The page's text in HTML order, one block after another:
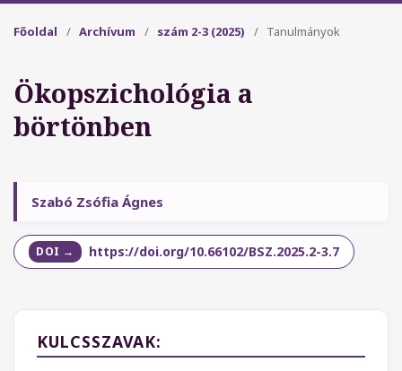
Főoldal / Archívum / szám 2-3 (2025) / Tanulmányok
Ökopszichológia a
börtönben
Szabó Zsófia Ágnes
https://doi.org/10.66102/BSZ.2025.2-3.7
KULCSSZAVAK: